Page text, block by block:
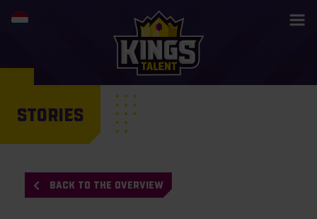
STORIES
BACK TO THE OVERVIEW